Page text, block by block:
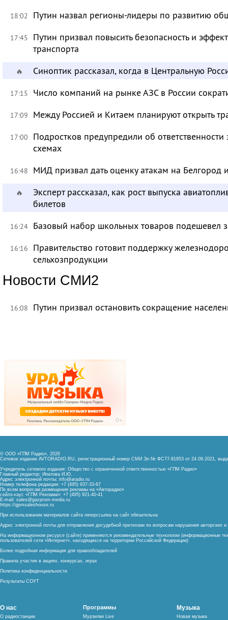
18:02 Путин назвал регионы-лидеры по развитию
17:45
Путин призвал повысить безопасность и
транспорта
🔥 Синоптик рассказал, когда в Центральную
17:15 Число компаний на рынке АЗС в России
17:09 Между Россией и Китаем планируют открыть
17:00
Подростков предупредили об
схемах
16:48 МИД призвал дать оценку атакам на Белгород
🔥
Эксперт рассказал, как рост выпуска
билетов
16:24 Базовый набор школьных товаров подешевел
16:16
Правительство готовит поддержку
сельхозпродукции
Новости СМИ2
16:08 Путин призвал остановить сокращение
© ООО «ГПМ Радио», 2026
Сетевое издание AVTORADIO.RU, регистрационный номер СМИ Эл № ФС77-81953 от 24.09.2021,
Учредитель сетевого издания: Общество с ограниченной ответственностью «ГПМ Радио»
Главный редактор: Ипатова И.Ю.
Адрес электронной почты: info@aradio.ru
Номер телефона редакции: +7 (495) 937-33-67
По всем вопросам размещения рекламы на «Авторадио»
сейлз-хаус «ГПМ Реклама»: +7 (495) 921-40-41
E-mail: sales@gazprom-media.ru
https://gpmsaleshouse.ru
При использовании материалов сайта гиперссылка на сайт обязательна
Адрес электронной почты для отправления досудебной претензии по вопросам нарушения авторских
На информационном ресурсе (сайте) применяются рекомендательные технологии (информационные
пользователей сети «Интернет», находящихся на территории Российской Федерации)
Более подробная информация для правообладателей
Правила участия в акциях, конкурсах, играх
Политика конфиденциальности
Результаты СОУТ
О нас
О радиостанции
Программы
Мурзилки Live
Музыка
Новая музыка